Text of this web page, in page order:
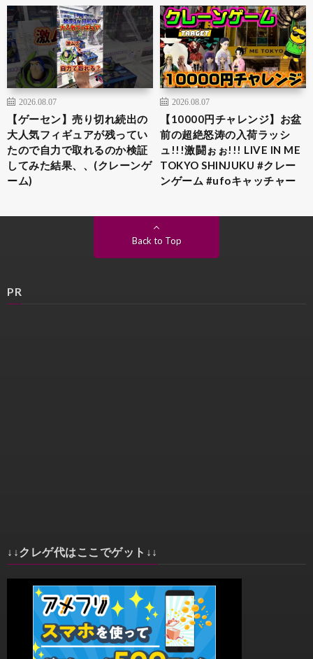
2026.08.07
【ゲーセン】売り切れ続出の
大人気フィギュアが残ってい
たので自力で取れるのか検証
してみた結果、、(クレーンゲ
ーム)
2026.08.07
【10000円チャレンジ】お盆
前の超絶怒涛の入荷ラッシ
ュ!!!激闘ぉぉ!!! LIVE IN ME
TOKYO SHINJUKU #クレー
ンゲーム #ufoキャッチャー
Back to Top
PR
↓↓クレゲ代はここでゲット↓↓